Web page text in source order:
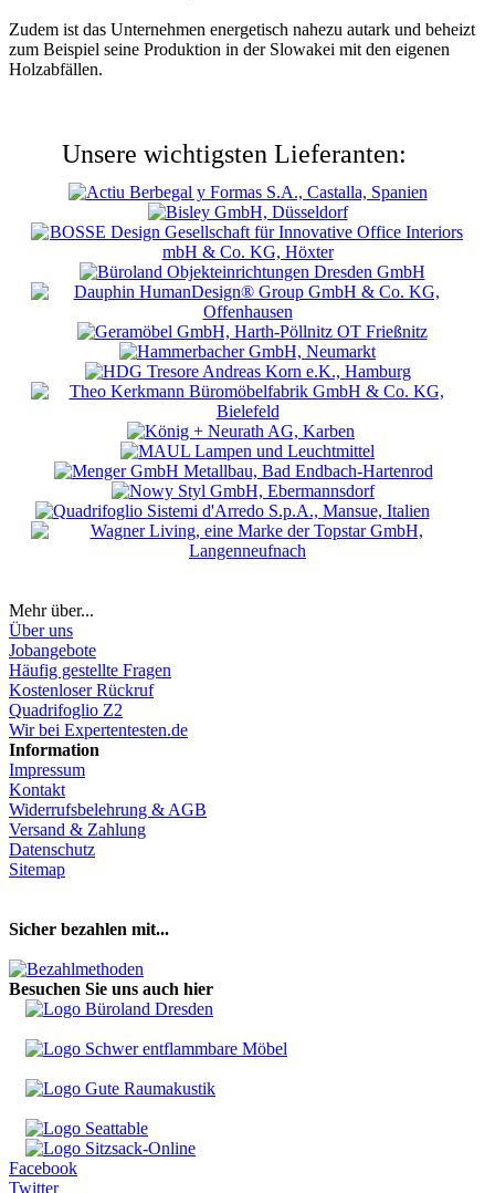
Zudem ist das Unternehmen energetisch nahezu autark und beheizt
zum Beispiel seine Produktion in der Slowakei mit den eigenen
Holzabfällen.
Unsere wichtigsten Lieferanten:
Mehr über...
Über uns
Jobangebote
Häufig gestellte Fragen
Kostenloser Rückruf
Quadrifoglio Z2
Wir bei Expertentesten.de
Information
Impressum
Kontakt
Widerrufsbelehrung & AGB
Versand & Zahlung
Datenschutz
Sitemap
Sicher bezahlen mit...
Besuchen Sie uns auch hier
Facebook
Twitter